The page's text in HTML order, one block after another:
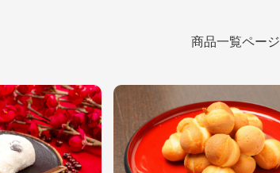
商品一覧ページ